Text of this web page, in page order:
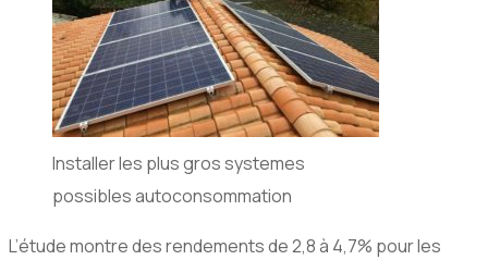
Installer les plus gros systemes
possibles autoconsommation
L’étude montre des rendements de 2,8 à 4,7% pour les